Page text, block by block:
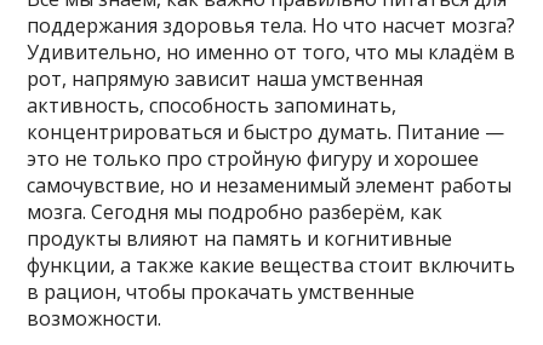
поддержания здоровья тела. Но что насчет мозга?
Удивительно, но именно от того, что мы кладём в
рот, напрямую зависит наша умственная
активность, способность запоминать,
концентрироваться и быстро думать. Питание —
это не только про стройную фигуру и хорошее
самочувствие, но и незаменимый элемент работы
мозга. Сегодня мы подробно разберём, как
продукты влияют на память и когнитивные
функции, а также какие вещества стоит включить
в рацион, чтобы прокачать умственные
возможности.